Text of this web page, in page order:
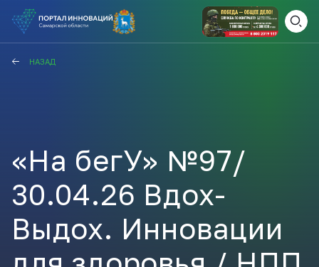
НАЗАД
«На бегУ» №97/
30.04.26 Вдох-
Выдох. Инновации
Актуальные конкурсы
Анонсы публикаций
Новости компании
ЗАКРЫТЬ
ВАМ СЮДА
ПОЛЕЗНЫЕ СТАТЬИ И
КАЖДЫЙ ДЕНЬ
ПОДПИСЫВАЙТЕСЬ